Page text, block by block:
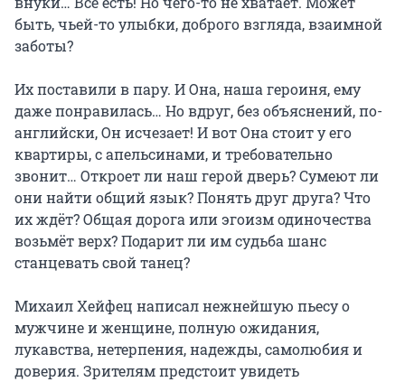
быть, чьей-то улыбки, доброго взгляда, взаимной
заботы?
Их поставили в пару. И Она, наша героиня, ему
даже понравилась… Но вдруг, без объяснений, по-
английски, Он исчезает! И вот Она стоит у его
квартиры, с апельсинами, и требовательно
звонит… Откроет ли наш герой дверь? Сумеют ли
они найти общий язык? Понять друг друга? Что
их ждёт? Общая дорога или эгоизм одиночества
возьмёт верх? Подарит ли им судьба шанс
станцевать свой танец?
Михаил Хейфец написал нежнейшую пьесу о
мужчине и женщине, полную ожидания,
лукавства, нетерпения, надежды, самолюбия и
доверия. Зрителям предстоит увидеть